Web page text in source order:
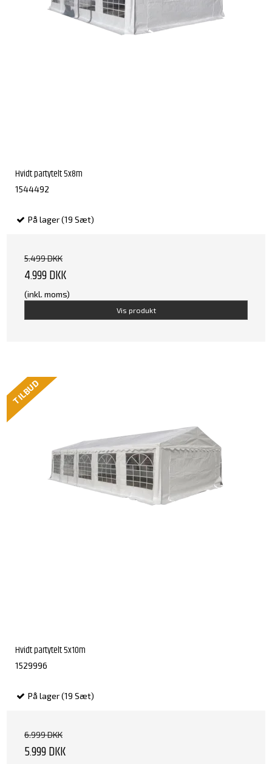
Hvidt partytelt 5x8m
1544492
På lager (19 Sæt)
5.499 DKK
4.999 DKK
(inkl. moms)
Vis produkt
TILBUD
Hvidt partytelt 5x10m
1529996
På lager (19 Sæt)
6.999 DKK
5.999 DKK